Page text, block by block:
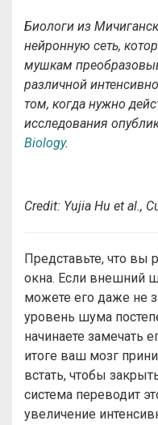
Биологи из
нейронную сеть,
мушкам
различной
том, когда нужно
исследования
Biology.
Credit: Yujia Hu et al.,
Представьте, что вы
окна. Если внешний
можете его даже не
уровень шума
начинаете замечать
итоге ваш мозг
встать, чтобы
система переводит
увеличение